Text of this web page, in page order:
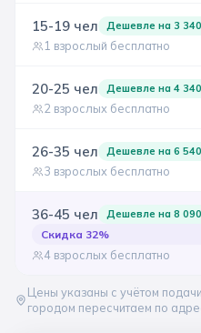
15-19 чел Дешевле на 3 340
1 взрослый бесплатно
20-25 чел Дешевле на 4 340
2 взрослых бесплатно
26-35 чел Дешевле на 6 540
3 взрослых бесплатно
36-45 чел
Скидка 32%
Дешевле на 8 090
4 взрослых бесплатно
Цены указаны с учётом
городом пересчитаем по